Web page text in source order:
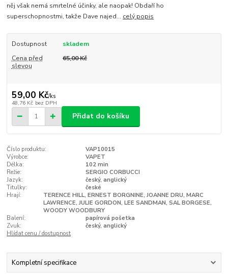
něj však nemá smrtelné účinky, ale naopak! Obdaří ho
superschopnostmi, takže Dave najed... celý popis
Dostupnost
skladem
Cena před
slevou
65,00 Kč
59,00 Kč/ks
48,76 Kč bez DPH
Přidat do košíku
Číslo produktu:
VAP10015
Výrobce:
VAPET
Délka:
102 min
Režie:
SERGIO CORBUCCI
Jazyk:
český, anglický
Titulky:
české
Hrají:
TERENCE HILL, ERNEST BORGNINE, JOANNE DRU, MARC
LAWRENCE, JULIE GORDON, LEE SANDMAN, SAL BORGESE,
WOODY WOODBURY
Balení:
papírová pošetka
Zvuk:
český, anglický
Hlídat cenu / dostupnost
Kompletní specifikace